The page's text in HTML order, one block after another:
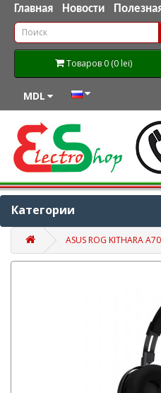
Главная Новости
Товаров 0 (0 lei)
MDL
Категории
ASUS ROG KITHARA